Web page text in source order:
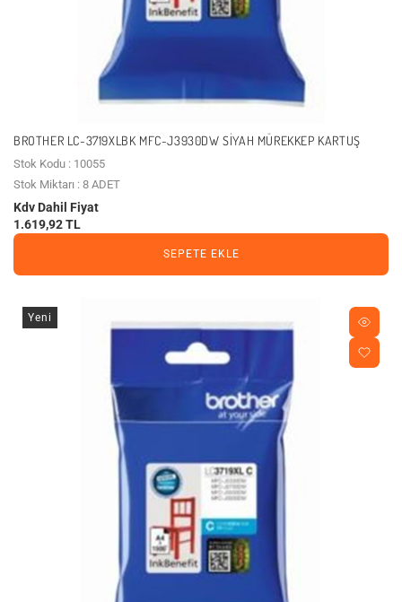
BROTHER LC-3719XLBK MFC-J3930DW SIYAH MÜREKKEP KARTUŞ
Stok Kodu : 10055
Stok Miktarı : 8 ADET
Kdv Dahil Fiyat
1.619,92 TL
SEPETE EKLE
Yeni